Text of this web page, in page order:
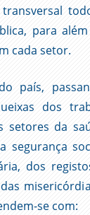
para
cada setor.
país,
dos
setores da
segurança
dos
se com: